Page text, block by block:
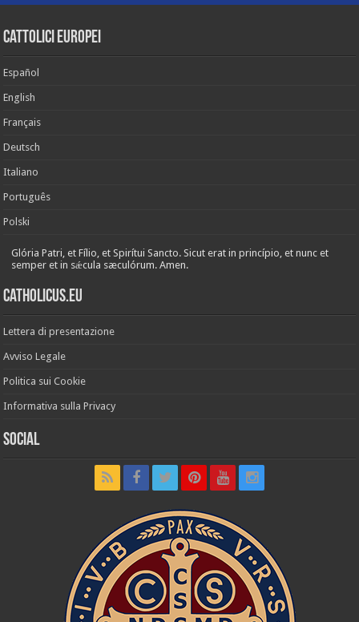
cattolici europei
Español
English
Français
Deutsch
Italiano
Português
Polski
Glória Patri, et Fílio, et Spirítui Sancto. Sicut erat in princípio, et nunc et
semper et in sǽcula sæculórum. Amen.
Catholicus.eu
Lettera di presentazione
Avviso Legale
Politica sui Cookie
Informativa sulla Privacy
Social